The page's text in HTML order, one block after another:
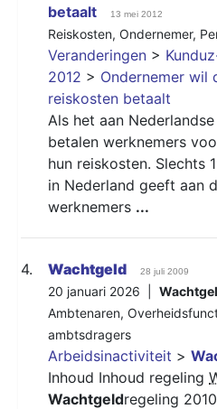
betaalt
13 mei 2012
Reiskosten, Ondernemer,
Veranderingen >
2012 > Ondernemer wil
reiskosten betaalt
Als het aan
betalen werknemers
hun reiskosten. Slechts
in Nederland geeft aan
werknemers ...
4. Wachtgeld 28 juli 2009
20 januari 2026 |
Ambtenaren,
ambtsdragers
Arbeidsinactiviteit >
Inhoud Inhoud regeling
Wachtgeldregeling